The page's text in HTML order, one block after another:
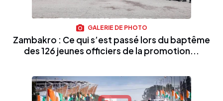
GALERIE DE PHOTO
Zambakro : Ce qui s’est passé lors du baptême
des 126 jeunes officiers de la promotion...